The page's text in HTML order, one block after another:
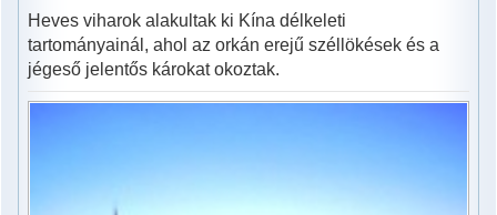
Heves viharok alakultak ki Kína délkeleti
tartományainál, ahol az orkán erejű széllökések és a
jégeső jelentős károkat okoztak.